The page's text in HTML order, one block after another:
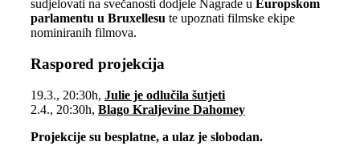
sudjelovati na svečanosti dodjele Nagrade uEuropskom
parlamentu u Bruxellesu te upoznati filmske ekipe
nominiranih filmova.
Raspored projekcija
19.3., 20:30h, Julie je odlučila šutjeti
2.4., 20:30h, Blago Kraljevine Dahomey
Projekcije su besplatne, a ulaz je slobodan.